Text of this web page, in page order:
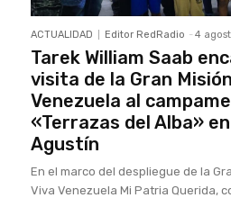
ACTUALIDAD Editor RedRadio - 4
Tarek William Saab
visita de la Gran
Venezuela al
«Terrazas del Alba»
Agustín
En el marco del despliegue de la
Viva Venezuela Mi Patria Querida,